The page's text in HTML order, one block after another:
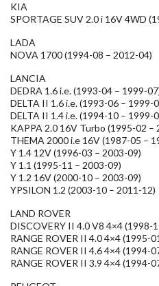
KIA
SPORTAGE SUV 2.0 i 16V 4WD
LADA
NOVA 1700 (1994-08 – 2012-04)
LANCIA
DEDRA 1.6 i.e. (1993-04 – 1999-
DELTA II 1.6 i.e. (1993-06 – 1999-
DELTA II 1.4 i.e. (1994-10 – 1999-
KAPPA 2.0 16V Turbo (1995-02 –
THEMA 2000 i.e 16V (1987-05 –
Y 1.4 12V (1996-03 – 2003-09)
Y 1.1 (1995-11 – 2003-09)
Y 1.2 16V (2000-10 – 2003-09)
YPSILON 1.2 (2003-10 – 2011-12)
LAND ROVER
DISCOVERY II 4.0 V8 4×4 (1998-
RANGE ROVER II 4.0 4×4 (1995-
RANGE ROVER II 4.6 4×4 (1994-
RANGE ROVER II 3.9 4×4 (1994-